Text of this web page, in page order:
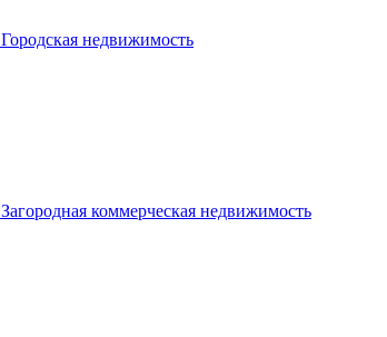
Городская недвижимость
Загородная коммерческая недвижимость